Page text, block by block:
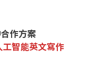
作方案
智能英文寫作